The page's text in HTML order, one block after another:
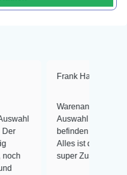
Frank Hackmayer
Warenanlieferung Top und die
Auswahl plus gesundheitliches
befinden der Fische
Alles ist quick lebendig und im
super Zustand. Gerne wieder 😃